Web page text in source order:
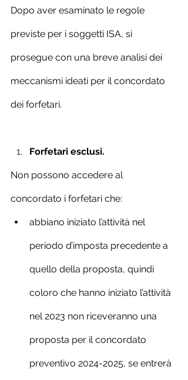
Dopo aver esaminato le regole
previste per i soggetti ISA, si
prosegue con una breve analisi dei
meccanismi ideati per il concordato
dei forfetari.
Forfetari esclusi.
Non possono accedere al
concordato i forfetari che:
abbiano iniziato l’attività nel
periodo d’imposta precedente a
quello della proposta, quindi
coloro che hanno iniziato l’attività
nel 2023 non riceveranno una
proposta per il concordato
preventivo 2024-2025, se entrerà